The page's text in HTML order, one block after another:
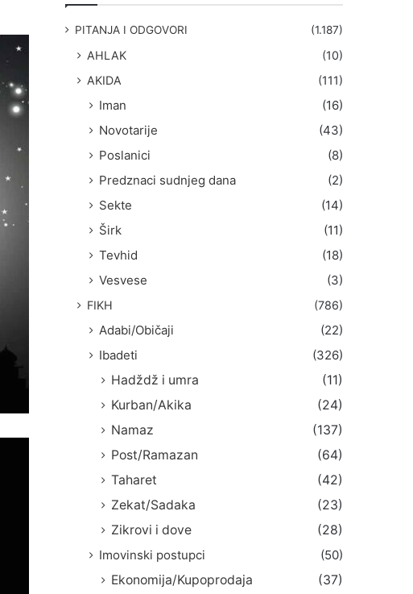
PITANJA I ODGOVORI (1.187)
AHLAK
(10)
AKIDA
(111)
Iman
(16)
Novotarije
(43)
Poslanici
(8)
Predznaci sudnjeg dana
(2)
Sekte
(14)
Širk
(11)
Tevhid
(18)
Vesvese
(3)
FIKH (786)
Adabi/Običaji
(22)
Ibadeti
(326)
Hadždž i umra
(11)
Kurban/Akika
(24)
Namaz
(137)
Post/Ramazan
(64)
Taharet
(42)
Zekat/Sadaka
(23)
Zikrovi i dove
(28)
Imovinski postupci
(50)
Ekonomija/Kupoprodaja
(37)